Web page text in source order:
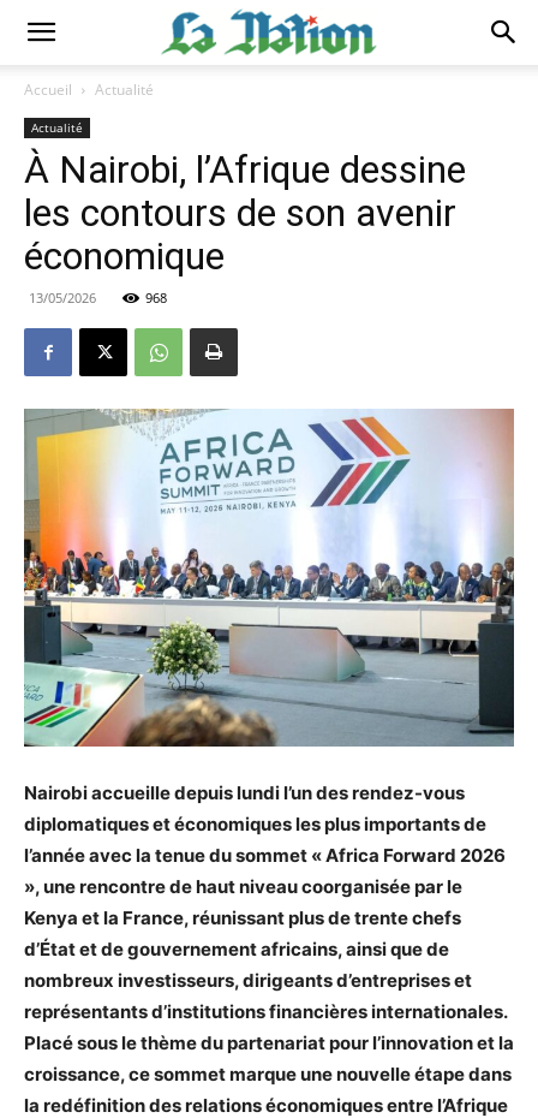
Accueil Actualité
Actualité
À Nairobi, l’Afrique dessine
les contours de son avenir
économique
13/05/2026 968
Nairobi accueille depuis lundi l’un des rendez-vous
diplomatiques et économiques les plus importants de
l’année avec la tenue du sommet « Africa Forward 2026
», une rencontre de haut niveau coorganisée par le
Kenya et la France, réunissant plus de trente chefs
d’État et de gouvernement africains, ainsi que de
nombreux investisseurs, dirigeants d’entreprises et
représentants d’institutions financières internationales.
Placé sous le thème du partenariat pour l’innovation et la
croissance, ce sommet marque une nouvelle étape dans
la redéfinition des relations économiques entre l’Afrique